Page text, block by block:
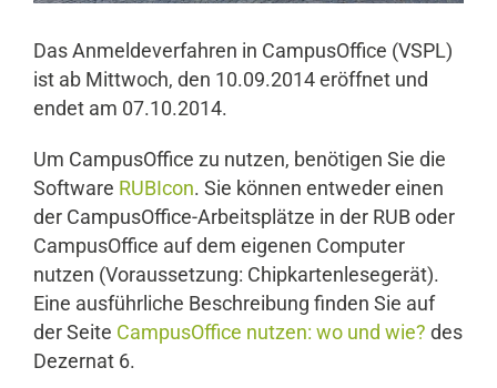
Das Anmeldeverfahren in CampusOffice (VSPL)
ist ab Mittwoch, den 10.09.2014 eröffnet und
endet am 07.10.2014.
Um CampusOffice zu nutzen, benötigen Sie die
Software RUBIcon. Sie können entweder einen
der CampusOffice-Arbeitsplätze in der RUB oder
CampusOffice auf dem eigenen Computer
nutzen (Voraussetzung: Chipkartenlesegerät).
Eine ausführliche Beschreibung finden Sie auf
der Seite CampusOffice nutzen: wo und wie? des
Dezernat 6.